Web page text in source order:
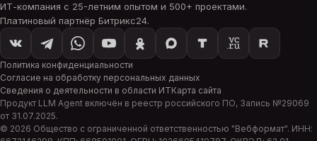
Политика конфиденциальности
Согласие на обработку персональных данных
Сведения о деятельности в области ИТКарта сайта
Продукт LLM Agent включён в реестр российского ПО, Запись №29069
от 31.07.2025.
© 2026 Общество с ограниченной ответственностью "Вебформат". ИНН:
ИТ-компания с 25-летним опытом и 500+ проектами.
Платиновый партнёр Битрикс24.